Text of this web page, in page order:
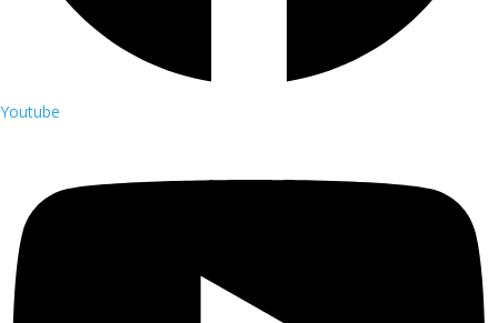
Youtube